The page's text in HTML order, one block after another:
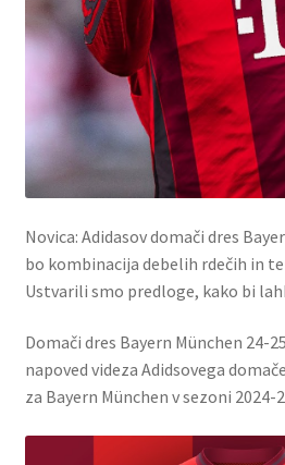
Novica: Adidasov domači dres
bo kombinacija debelih rdečih in
Ustvarili smo predloge, kako bi
Domači dres Bayern München 24-
napoved videza Adidsovega
za Bayern München v sezoni 2024-